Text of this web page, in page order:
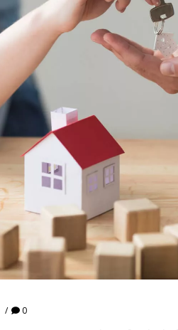
BIZBENDOVI
BIZKOLEGIJUM
BMW BIZNIS LIGA
BIZLIFE WEEK
IZJAVA GODINE
BMW BIZNIS LIGA
BIZLIFE WEEK
IZJAVA GODINE
0